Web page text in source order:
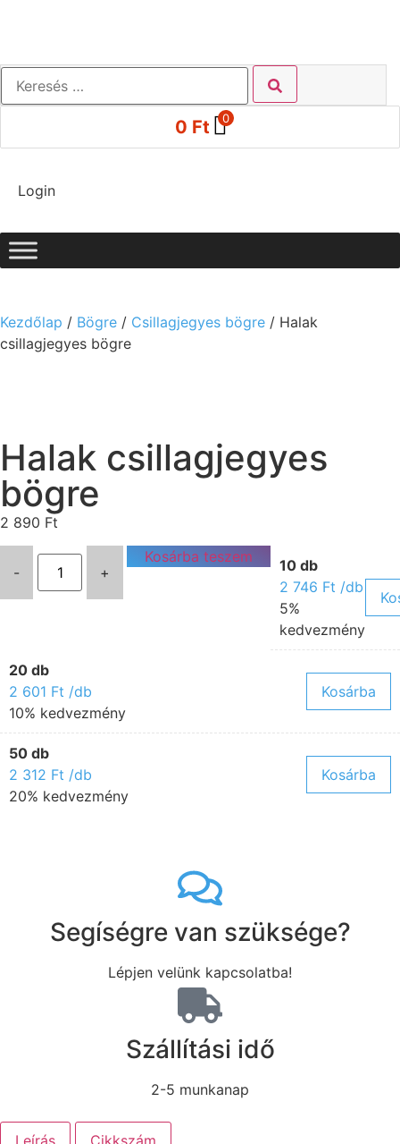
0 Ft 0
Login
Kezdőlap / Bögre / Csillagjegyes bögre / Halak
csillagjegyes bögre
Halak csillagjegyes
bögre
2 890 Ft
- +
Kosárba teszem
10 db
2 746 Ft /db
5%
kedvezmény
20 db
2 601 Ft /db
10% kedvezmény
Kosárba
50 db
2 312 Ft /db
20% kedvezmény
Kosárba
Segíségre van szüksége?
Lépjen velünk kapcsolatba!
Szállítási idő
2-5 munkanap